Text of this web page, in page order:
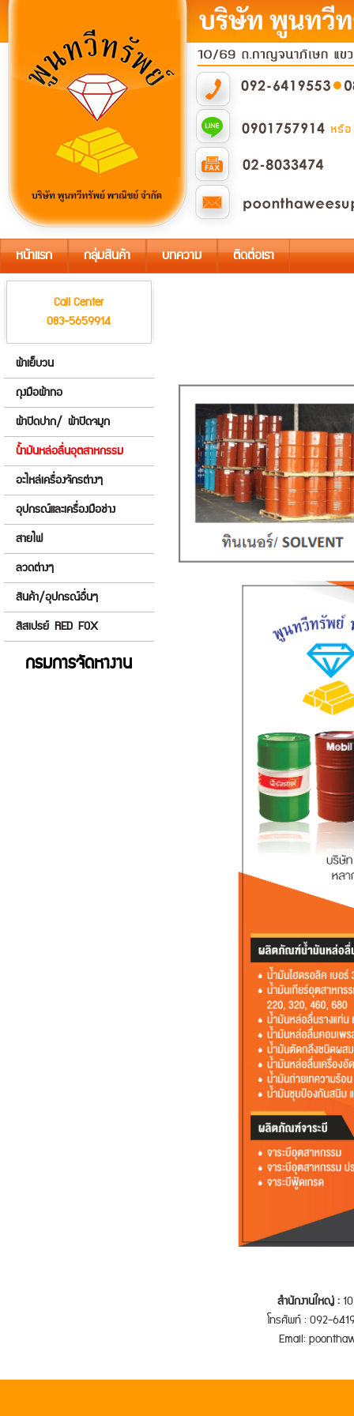
หน้าแรก กลุ่มสินค้า บทความ ติดต่อเรา
Call Center
083-5659914
ผ้าเย็บวน
ถุงมือผ้าทอ
ผ้าปิดปาก/ ผ้าปิดจมูก
น้ำมันหล่อลื่นอุตสาหกรรม
อะไหล่เครื่องจักรต่างๆ
อุปกรณ์และเครื่องมือช่าง
สายไฟ
ลวดต่างๆ
สินค้า/อุปกรณ์อื่นๆ
สีสเปรย์ RED FOX
กรมการจัดหางาน
สำนักงานใหญ่ :
โทรศัพท์ : 092-
Email: